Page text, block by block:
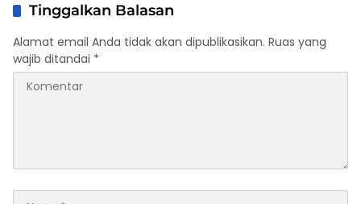
Tinggalkan Balasan
Alamat email Anda tidak akan dipublikasikan. Ruas yang
wajib ditandai *